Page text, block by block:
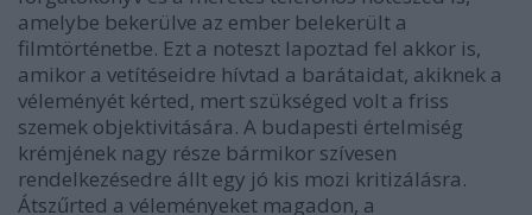
amelybe bekerülve az ember belekerült a
filmtörténetbe. Ezt a noteszt lapoztad fel akkor is,
amikor a vetítéseidre hívtad a barátaidat, akiknek a
véleményét kérted, mert szükséged volt a friss
szemek objektivitására. A budapesti értelmiség
krémjének nagy része bármikor szívesen
rendelkezésedre állt egy jó kis mozi kritizálásra.
Átszűrted a véleményeket magadon, a